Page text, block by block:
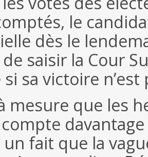
le
dès le
saisir la Cour
sa victoire
mesure que les
compte
un fait que la